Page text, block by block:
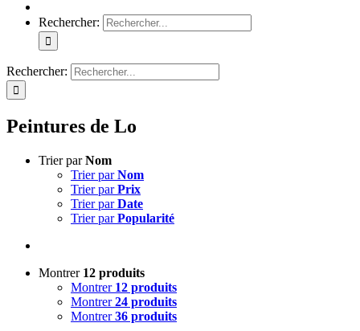
Rechercher:
Rechercher:
Peintures de Lo
Trier parNom
Trier parNom
Trier parPrix
Trier parDate
Trier parPopularité
Montrer 12 produits
Montrer 12 produits
Montrer24 produits
Montrer36 produits